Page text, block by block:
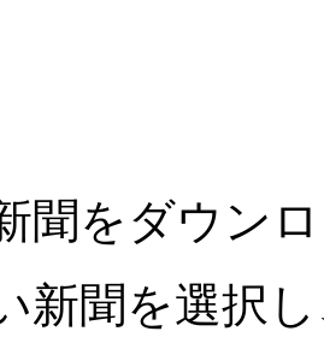
聞をダウン
新聞を選択